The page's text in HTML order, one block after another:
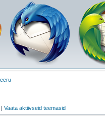
| Vaata aktiivseid teemasid